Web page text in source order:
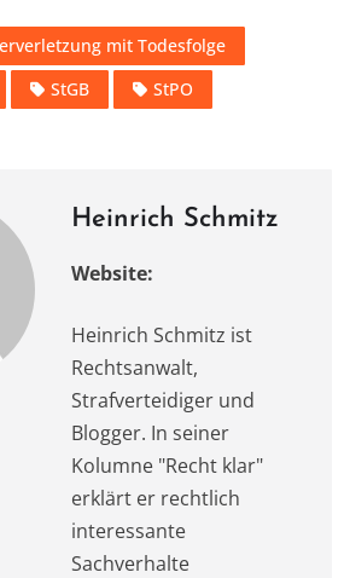
at
s
A
it
te
r
e
gr
a
le
n
mit Todesfolge
StGB StPO
Heinrich Schmitz
Website:
Heinrich Schmitz ist
Rechtsanwalt,
Strafverteidiger und
Blogger. In seiner
Kolumne "Recht klar"
erklärt er rechtlich
interessante
Sachverhalte